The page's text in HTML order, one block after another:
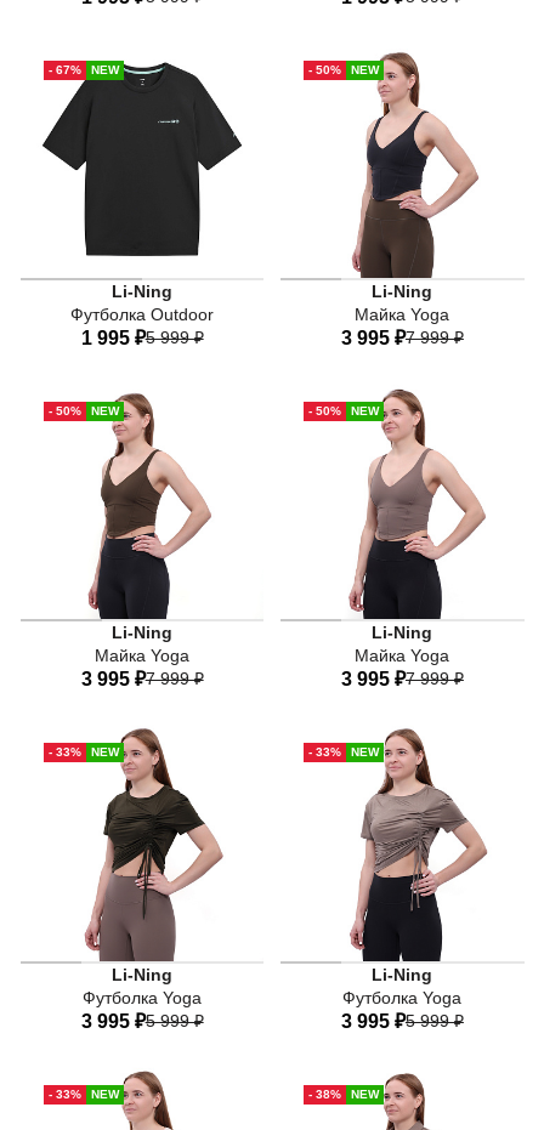
40 42
52
40 42 44
50
52
- 67% NEW
Li-Ning
Футболка Outdoor
1 995 ₽5 999 ₽
44 46 48
54
- 50% NEW
Li-Ning
Майка Yoga
3 995 ₽7 999 ₽
40 42 44
50
- 50% NEW
Li-Ning
Майка Yoga
3 995 ₽7 999 ₽
40 42 44
50
- 50% NEW
Li-Ning
Майка Yoga
3 995 ₽7 999 ₽
40 42 44
50
- 33% NEW
Li-Ning
Футболка Yoga
3 995 ₽5 999 ₽
40 42 44
50
- 33% NEW
Li-Ning
Футболка Yoga
3 995 ₽5 999 ₽
40 42 44
50
- 33% NEW - 38% NEW